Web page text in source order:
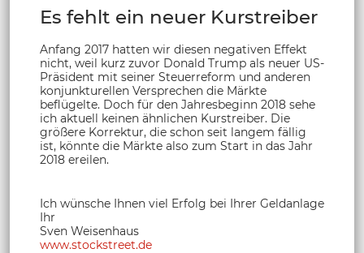
Es fehlt ein neuer Kurstreiber
Anfang 2017 hatten wir diesen negativen Effekt
nicht, weil kurz zuvor Donald Trump als neuer US-
Präsident mit seiner Steuerreform und anderen
konjunkturellen Versprechen die Märkte
beflügelte. Doch für den Jahresbeginn 2018 sehe
ich aktuell keinen ähnlichen Kurstreiber. Die
größere Korrektur, die schon seit langem fällig
ist, könnte die Märkte also zum Start in das Jahr
2018 ereilen.
Ich wünsche Ihnen viel Erfolg bei Ihrer Geldanlage
Ihr
Sven Weisenhaus
www.stockstreet.de